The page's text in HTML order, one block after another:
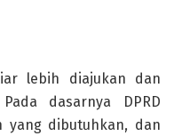
lebih diajukan dan
dasarnya DPRD
yang dibutuhkan, dan